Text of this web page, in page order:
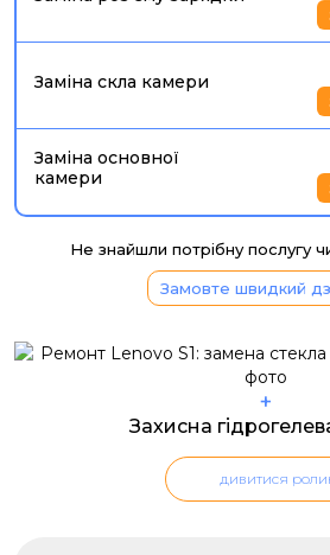
Заміна скла камери
Заміна основної
камери
Не знайшли потрібну послугу
Замовте швидкий
+
Захисна
дивитися